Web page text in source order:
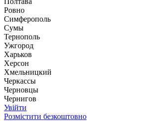
Ровно
Симферополь
Сумы
Тернополь
Ужгород
Харьков
Херсон
Хмельницкий
Черкассы
Чернoвцы
Чернигов
Увійти
Розмістити безкоштовно